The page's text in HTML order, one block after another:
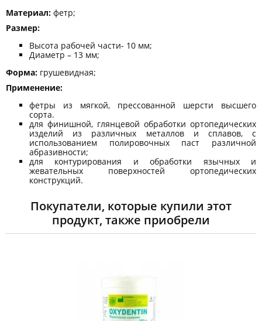
Материал: фетр;
Размер:
Высота рабочей части- 10 мм;
Диаметр – 13 мм;
Форма: грушевидная;
Применение:
фетры из мягкой, прессованной шерсти высшего
сорта.
для финишной, глянцевой обработки ортопедических
изделий из различных металлов и сплавов, с
использованием полировочных паст различной
абразивности;
для контурирования и обработки язычных и
жевательных поверхностей ортопедических
конструкций.
Покупатели, которые купили этот
продукт, также приобрели